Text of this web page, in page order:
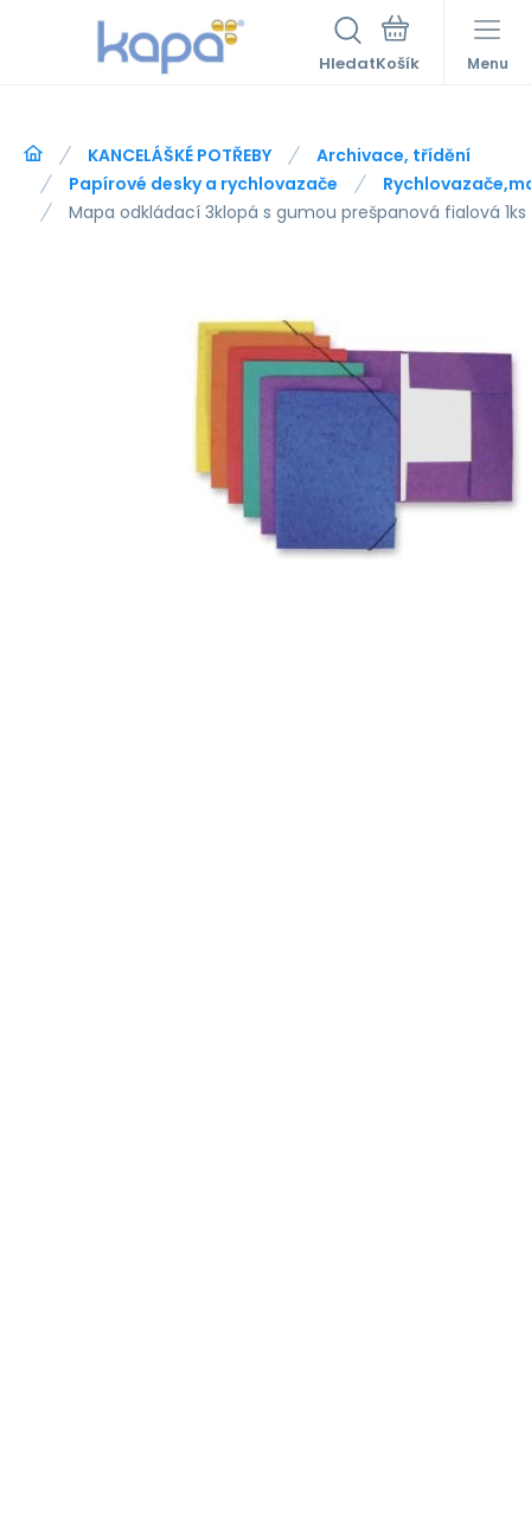
Hledat Menu
KANCELÁŠKÉ POTŘEBY
Archivace, třídění
Papírové desky a rychlovazače
Mapa odkládací 3klopá s gumou prešpanová fialová